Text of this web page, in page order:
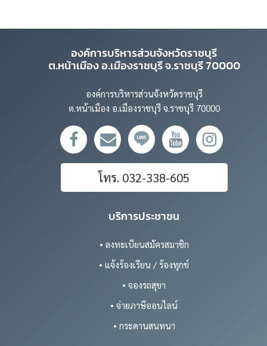
องค์การบริหารส่วนจังหวัดราชบุรี
ต.หน้าเมือง อ.เมืองราชบุรี จ.ราชบุรี 70000
องค์การบริหารส่วนจังหวัดราชบุรี
ต.หน้าเมือง อ.เมืองราชบุรี จ.ราชบุรี 70000
โทร. 032-338-605
บริการประชาชน
• ลงทะเบียนสมัครสมาชิก
• แจ้งร้องเรียน / ร้องทุกข์
• จองรถสุขา
• จ่ายภาษีออนไลน์
• กระดานสนทนา